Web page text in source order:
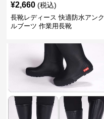
¥2,660 (税込)
長靴レディース 快適防水アンク
ルブーツ 作業用長靴